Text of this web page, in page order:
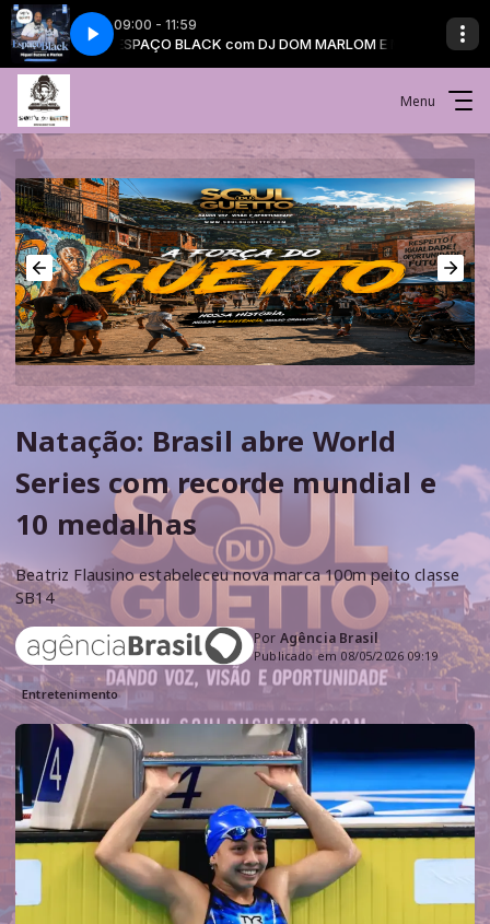
09:00 - 11:59
ESPAÇO BLACK com DJ DOM MARLOM E MIGUEL BUZNONE
Menu
Natação: Brasil abre World
Series com recorde mundial e
10 medalhas
Beatriz Flausino estabeleceu nova marca 100m peito classe
SB14
Por Agência Brasil
Publicado em 08/05/2026 09:19
Entretenimento